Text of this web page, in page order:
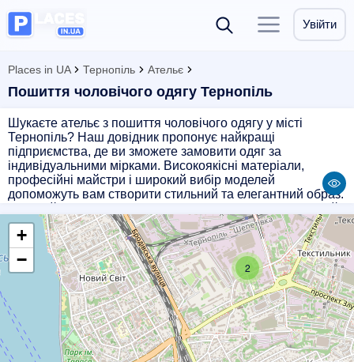
Увійти
Places in UA Тернопіль Ательє
Пошиття чоловічого одягу Тернопіль
Шукаєте ательє з пошиття чоловічого одягу у місті
Тернопіль? Наш довідник пропонує найкращі
підприємства, де ви зможете замовити одяг за
індивідуальними мірками. Високоякісні матеріали,
професійні майстри і широкий вибір моделей
допоможуть вам створити стильний та елегантний образ.
та унікальний одяг за доступними цінами.
2
+
−